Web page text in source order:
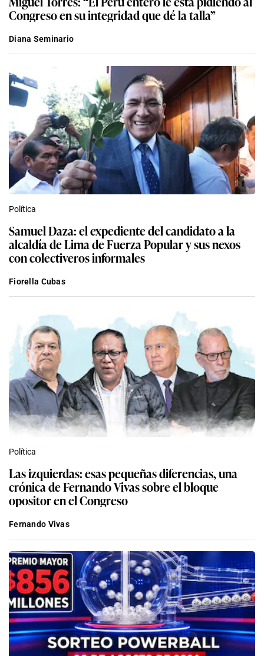
Congreso en su integridad que dé la talla”
Diana Seminario
Política
Samuel Daza: el expediente del candidato a la
alcaldía de Lima de Fuerza Popular y sus nexos
con colectiveros informales
Fiorella Cubas
Política
Las izquierdas: esas pequeñas diferencias, una
crónica de Fernando Vivas sobre el bloque
opositor en el Congreso
Fernando Vivas